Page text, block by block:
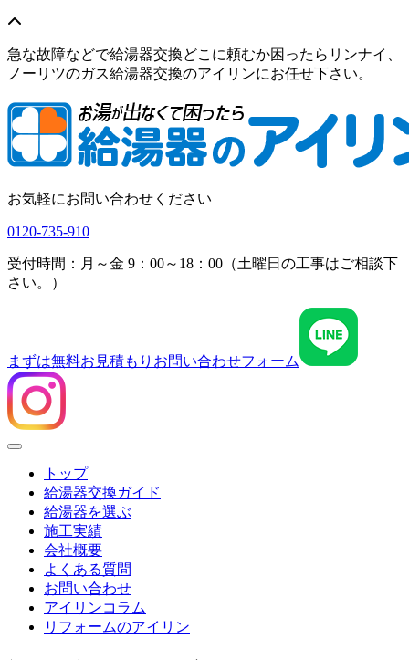
急な故障などで給湯器交換どこに頼むか困ったらリンナイ、
ノーリツのガス給湯器交換のアイリンにお任せ下さい。
お気軽にお問い合わせください
0120-735-910
受付時間：月～金 9：00～18：00（土曜日の工事はご相談下
さい。）
まずは無料お見積もり お問い合わせフォーム
Menu
トップ
給湯器交換ガイド
給湯器を選ぶ
施工実績
会社概要
よくある質問
お問い合わせ
アイリンコラム
リフォームのアイリン